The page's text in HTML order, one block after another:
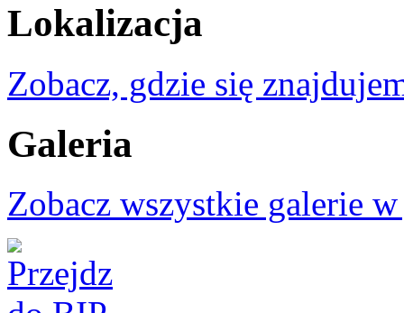
Lokalizacja
Zobacz, gdzie się
Galeria
Zobacz wszystkie galerie